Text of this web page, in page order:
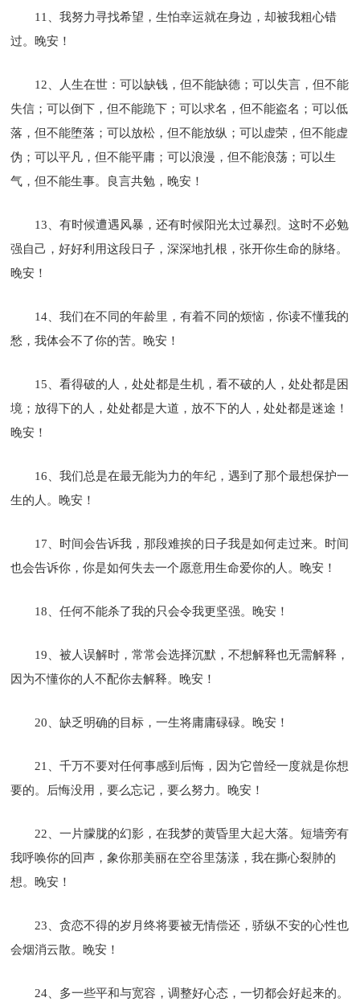
11、我努力寻找希望，生怕幸运就在身边，却被我粗心错
过。晚安！
12、人生在世：可以缺钱，但不能缺德；可以失言，但不能
失信；可以倒下，但不能跪下；可以求名，但不能盗名；可以低
落，但不能堕落；可以放松，但不能放纵；可以虚荣，但不能虚
伪；可以平凡，但不能平庸；可以浪漫，但不能浪荡；可以生
气，但不能生事。良言共勉，晚安！
13、有时候遭遇风暴，还有时候阳光太过暴烈。这时不必勉
强自己，好好利用这段日子，深深地扎根，张开你生命的脉络。
晚安！
14、我们在不同的年龄里，有着不同的烦恼，你读不懂我的
愁，我体会不了你的苦。晚安！
15、看得破的人，处处都是生机，看不破的人，处处都是困
境；放得下的人，处处都是大道，放不下的人，处处都是迷途！
晚安！
16、我们总是在最无能为力的年纪，遇到了那个最想保护一
生的人。晚安！
17、时间会告诉我，那段难挨的日子我是如何走过来。时间
也会告诉你，你是如何失去一个愿意用生命爱你的人。晚安！
18、任何不能杀了我的只会令我更坚强。晚安！
19、被人误解时，常常会选择沉默，不想解释也无需解释，
因为不懂你的人不配你去解释。晚安！
20、缺乏明确的目标，一生将庸庸碌碌。晚安！
21、千万不要对任何事感到后悔，因为它曾经一度就是你想
要的。后悔没用，要么忘记，要么努力。晚安！
22、一片朦胧的幻影，在我梦的黄昏里大起大落。短墙旁有
我呼唤你的回声，象你那美丽在空谷里荡漾，我在撕心裂肺的
想。晚安！
23、贪恋不得的岁月终将要被无情偿还，骄纵不安的心性也
会烟消云散。晚安！
24、多一些平和与宽容，调整好心态，一切都会好起来的。